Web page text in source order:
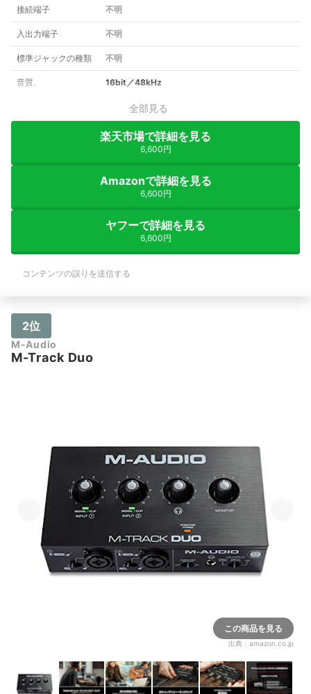
接続端子 不明
入出力端子 不明
標準ジャックの種類 不明
音質. 16bit／48kHz
全部見る
楽天市場で詳細を見る
6,600円
Amazonで詳細を見る
6,600円
ヤフーで詳細を見る
6,600円
コンテンツの誤りを送信する
2位
M-Audio
M-Track Duo
この商品を見る
出典： amazon.co.jp